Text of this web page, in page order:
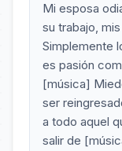
Mi esposa
su trabajo,
Simplemente
es pasión
[música]
ser
a todo aquel
salir de